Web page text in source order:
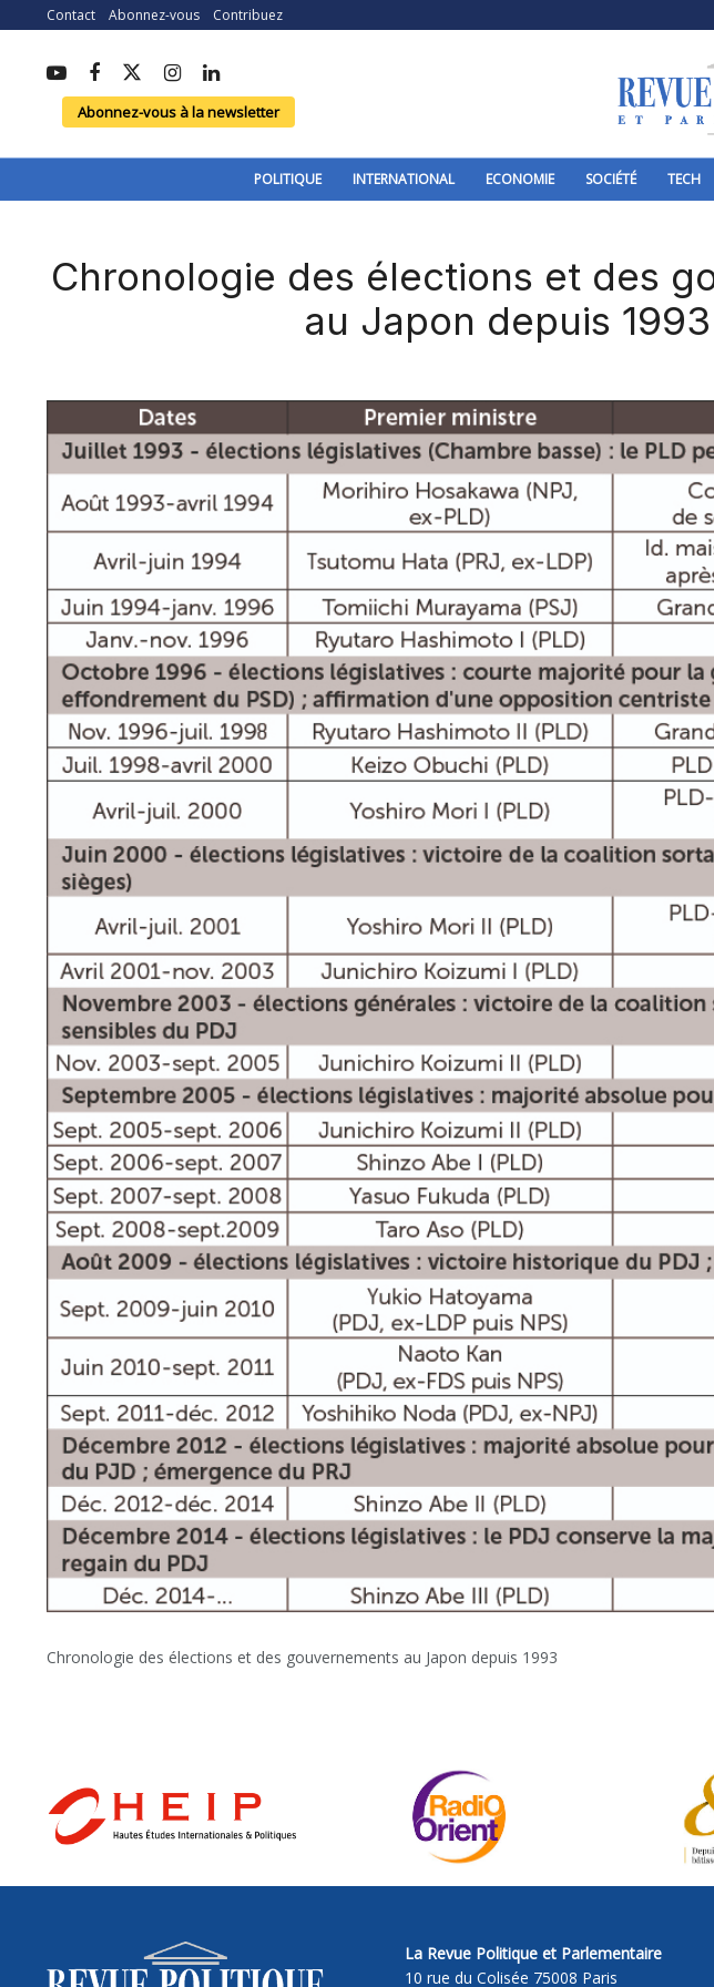
Contact Abonnez-vous Contribuez
Abonnez-vous à la newsletter
POLITIQUE INTERNATIONAL ECONOMIE SOCIÉTÉ TECH
Chronologie des élections et des
au Japon depuis 1993
Chronologie des élections et des gouvernements au Japon depuis 1993
La Revue Politique et Parlementaire
10 rue du Colisée 75008 Paris